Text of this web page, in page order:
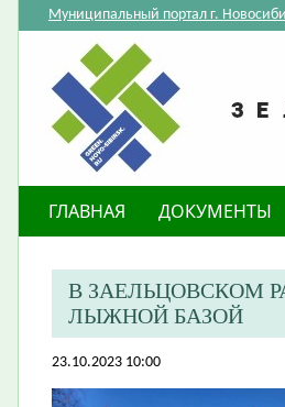
Муниципальный портал г.
ГЛАВНАЯ ДОКУМЕНТЫ
В ЗАЕЛЬЦОВСКОМ
ЛЫЖНОЙ БАЗОЙ
23.10.2023 10:00